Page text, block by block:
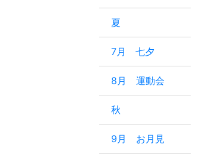
夏
7月 七夕
8月 運動会
秋
9月 お月見